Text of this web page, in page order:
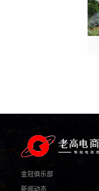
金冠俱乐部
新闻动态